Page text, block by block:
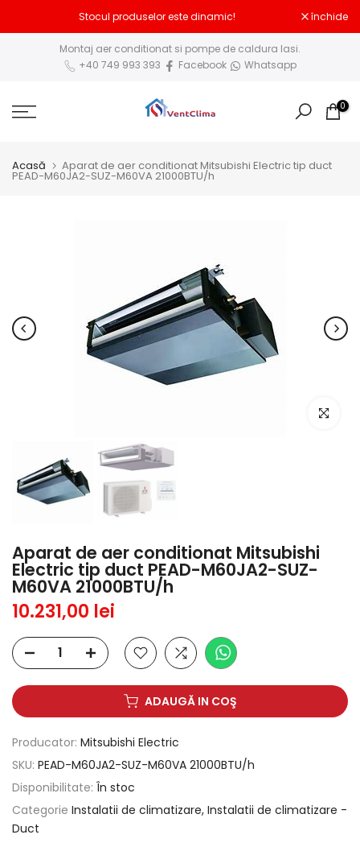
la
Stocul produselor este dinamic! închide
Montaj aer conditionat si pompe de caldura Iasi.
+40 749 993 393
Facebook Whatsapp
0
Acasă Aparat de aer conditionat Mitsubishi Electric tip duct
PEAD-M60JA2-SUZ-M60VA 21000BTU/h
Click
Aparat de aer conditionat Mitsubishi
Electric tip duct PEAD-M60JA2-SUZ-
M60VA 21000BTU/h
10.231,00 lei
ADAUGĂ IN COŞ
Producator: Mitsubishi Electric
SKU: PEAD-M60JA2-SUZ-M60VA 21000BTU/h
Disponibilitate: În stoc
Categorie Instalatii de climatizare Instalatii de climatizare -
Duct